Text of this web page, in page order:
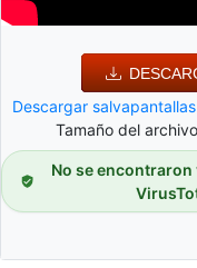
Descargar
Tamaño del
No se